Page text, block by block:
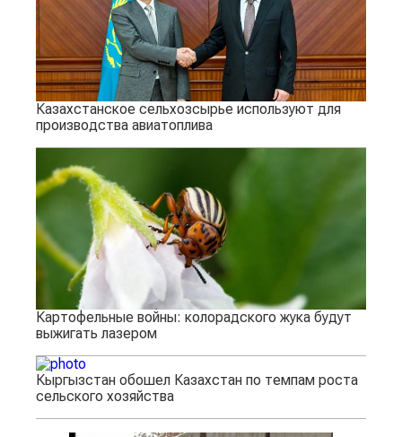
Казахстанское сельхозсырье используют для
производства авиатоплива
Картофельные войны: колорадского жука будут
выжигать лазером
Кыргызстан обошел Казахстан по темпам роста
сельского хозяйства